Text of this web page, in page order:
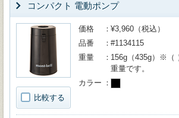
コンパクト 電動ポンプ
比較する
価格
¥3,960（税込）
品番
#1134115
重量
156g（435g）※（
重量です。
カラー